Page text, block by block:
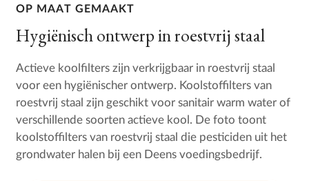
OP MAAT GEMAAKT
Hygiënisch ontwerp in roestvrij staal
Actieve koolfilters zijn verkrijgbaar in roestvrij staal
voor een hygiënischer ontwerp. Koolstoffilters van
roestvrij staal zijn geschikt voor sanitair warm water of
verschillende soorten actieve kool. De foto toont
koolstoffilters van roestvrij staal die pesticiden uit het
grondwater halen bij een Deens voedingsbedrijf.